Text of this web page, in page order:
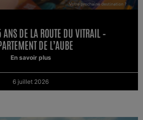
ANS DE LA ROUTE DU VITRAIL –
DE L’AUBE
En savoir plus
6 juillet 2026